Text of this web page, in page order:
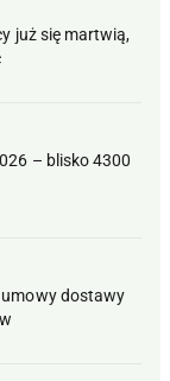
już się martwią,
– blisko 4300
umowy dostawy